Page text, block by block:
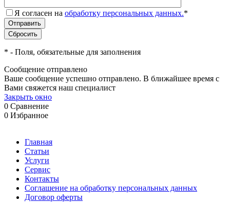
Я согласен на обработку персональных данных.*
* - Поля, обязательные для заполнения
Сообщение отправлено
Ваше сообщение успешно отправлено. В ближайшее время с
Вами свяжется наш специалист
Закрыть окно
0 Сравнение
0 Избранное
Главная
Статьи
Услуги
Сервис
Контакты
Соглашение на обработку персональных данных
Договор оферты